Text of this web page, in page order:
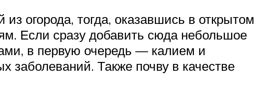
огорода, тогда, оказавшись в открытом
Если сразу добавить сюда небольшое
в первую очередь — калием и
заболеваний. Также почву в качестве